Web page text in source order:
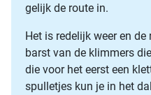
gelijk de route in.
Het is redelijk weer en
barst van de klimmers
die voor het eerst een
spulletjes kun je in het